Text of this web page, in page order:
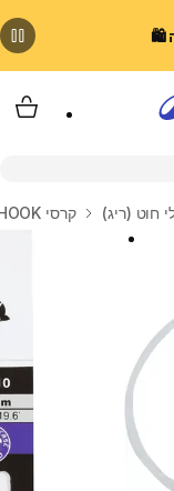
חוט (ריג) קרסי SN HOOK לדיג קרפיונים במוט